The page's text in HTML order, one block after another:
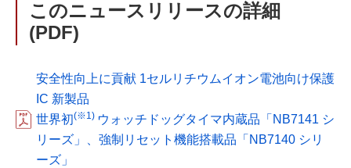
このニュースリリースの詳細
(PDF)
安全性向上に貢献 1セルリチウムイオン電池向け保護
IC 新製品
世界初(※1) ウォッチドッグタイマ内蔵品「NB7141 シ
リーズ」、強制リセット機能搭載品「NB7140 シリ
ーズ」